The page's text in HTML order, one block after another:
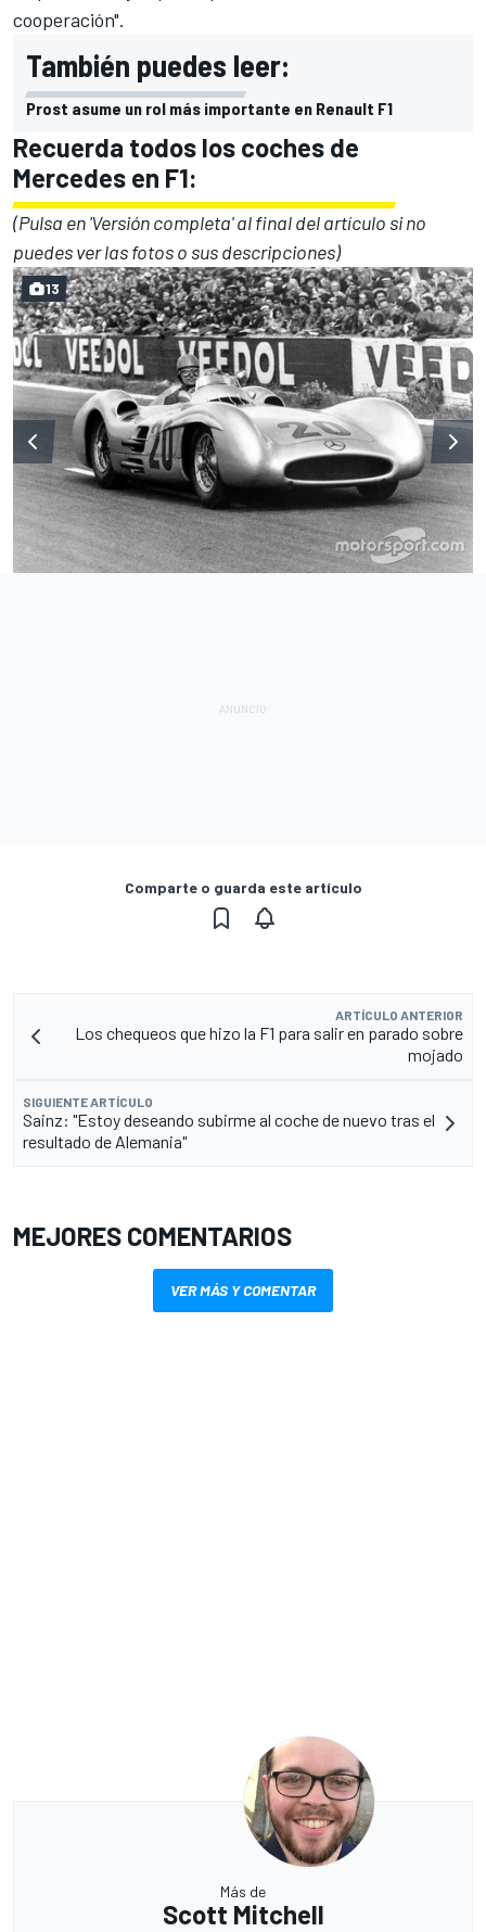
cooperación".
También puedes leer:
Prost asume un rol más importante en Renault F1
Recuerda todos los coches de
Mercedes en F1:
(Pulsa en 'Versión completa' al final del artículo si no
puedes ver las fotos o sus descripciones)
13
Comparte o guarda este artículo
ARTÍCULO ANTERIOR
Los chequeos que hizo la F1 para salir en parado sobre
mojado
SIGUIENTE ARTÍCULO
Sainz: "Estoy deseando subirme al coche de nuevo tras el
resultado de Alemania"
MEJORES COMENTARIOS
VER MÁS Y COMENTAR
Más de
Scott Mitchell